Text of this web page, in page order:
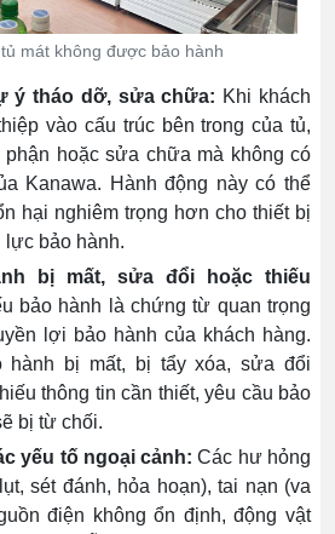
mát không được bảo hành
ý tháo dỡ, sửa chữa: Khi khách
vào cấu trúc bên trong của tủ,
hoặc sửa chữa mà không có
Kanawa. Hành động này có thể
hại nghiêm trọng hơn cho thiết bị
lực bảo hành.
bị mất, sửa đổi hoặc thiếu
bảo hành là chứng từ quan trọng
lợi bảo hành của khách hàng.
hành bị mất, bị tẩy xóa, sửa đổi
thông tin cần thiết, yêu cầu bảo
bị từ chối.
yếu tố ngoại cảnh: Các hư hỏng
sét đánh, hỏa hoạn), tai nạn (va
điện không ổn định, động vật